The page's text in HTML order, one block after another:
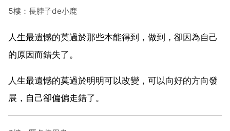
5樓：長脖子de小鹿
人生最遺憾的莫過於那些本能得到，做到，卻因為自己
的原因而錯失了。
人生最遺憾的莫過於明明可以改變，可以向好的方向發
展，自己卻偏偏走錯了。